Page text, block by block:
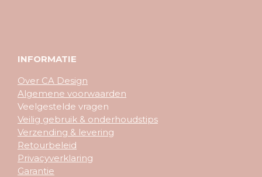
INFORMATIE
Over CA Design
Algemene voorwaarden
Veelgestelde vragen
Veilig gebruik & onderhoudstips
Verzending & levering
Retourbeleid
Privacyverklaring
Garantie